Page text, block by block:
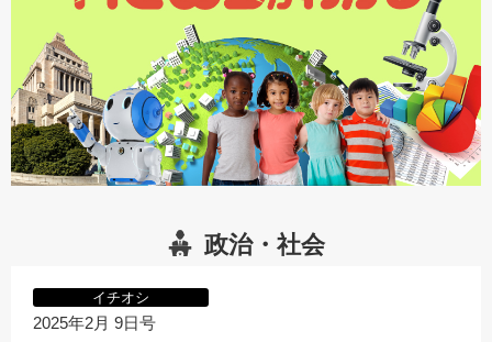
政治・社会
イチオシ
2025年2月 9日号